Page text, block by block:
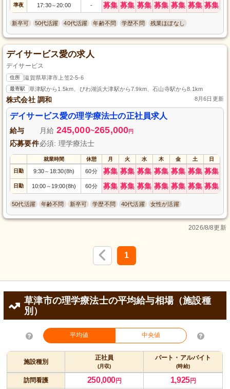
準夜 17:30～20:00 - 募集 募集 募集 募集 募集 募集 募集
新卒可 50代活躍 40代活躍 年齢不問 学歴不問 残業ほぼなし
デイサービス愛の求人
デイサービス
住所 滋賀県草津市上笠2-5-6
最寄駅 草津駅から1.5km、びわ湖浜大津駅から7.9km、石山寺駅から8.1km
株式会社 調和 8月6日更新
デイサービス愛の理学療法士の正社員求人
給与 月給 245,000~265,000円
応募要件必須: 理学療法士
就業時間 休憩 月 火 水 木 金 土 日
日勤 9:30～ 18:30(8h) 60分 募集 募集 募集 募集 募集 募集 募集
日勤 10:00 ～ 19:00(8h) 60分 募集 募集 募集 募集 募集 募集 募集
50代活躍 年齢不問 新卒可 学歴不問 40代活躍 女性が活躍
2026/8/8更新
1
草津市の理学療法士の平均給与相場（施設種
別）
平均値 中央値
施設種別
正社員
(月収)
パート・アルバイト
(時給)
訪問看護 250,000円 1,925円